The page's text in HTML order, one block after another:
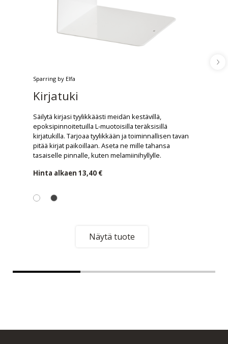
Sparring by Elfa
Kirjatuki
Säilytä kirjasi tyylikkäästi meidän kestävillä,
epoksipinnoitetuilla L-muotoisilla teräksisillä
kirjatukilla. Tarjoaa tyylikkään ja toiminnallisen tavan
pitää kirjat paikoillaan. Aseta ne mille tahansa
tasaiselle pinnalle, kuten melamiinihyllylle.
Hinta alkaen 13,40 €
Näytä tuote